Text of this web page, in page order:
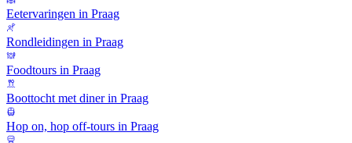
Eetervaringen in Praag
Rondleidingen in Praag
Foodtours in Praag
Boottocht met diner in Praag
Hop on, hop off-tours in Praag